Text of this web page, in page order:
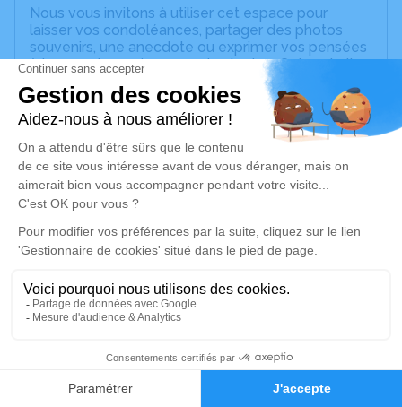
Faire-part Hommages
Nous vous invitons à utiliser cet espace pour
laisser vos condoléances, partager des photos
souvenirs, une anecdote ou exprimer vos pensées
à travers des poèmes ou des textes. Cet endroit
est un lieu d'expression dédié à honorer la
mémoire d’André SECOND.
Un service de plantation d’arbre hommage est
disponible ici.
Cérémonie religieuse
Église Sainte Blandine de Longessaigne
69770 Longessaigne
Je rends hommage